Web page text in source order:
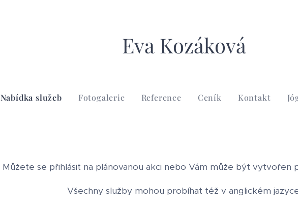
Eva Kozáková
Nabídka služeb Fotogalerie Reference Ceník Kontakt
Můžete se přihlásit na plánovanou akci nebo Vám může být vytvořen
Všechny služby mohou probíhat též v anglickém